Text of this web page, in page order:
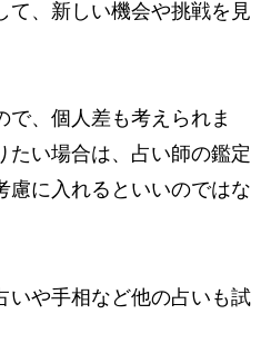
て、新しい機会や挑戦を見
で、個人差も考えられま
たい場合は、占い師の鑑定
慮に入れるといいのではな
いや手相など他の占いも試